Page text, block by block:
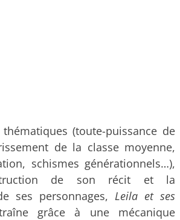
(toute-puissance de
de la classe moyenne,
schismes générationnels…),
de son récit et la
ses personnages, Leila et ses
grâce à une mécanique